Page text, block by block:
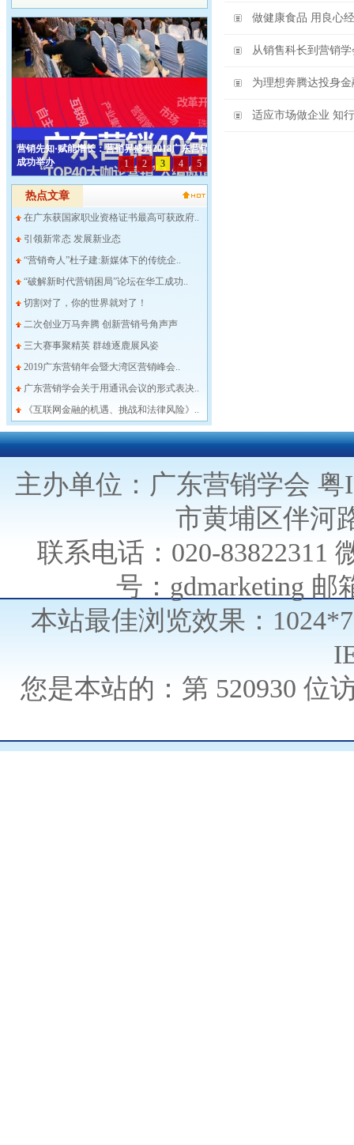
热点文章
在广东获国家职业资格证书最高可获政府..
引领新常态 发展新业态
“营销奇人”杜子建:新媒体下的传统企..
“破解新时代营销困局”论坛在华工成功..
切割对了，你的世界就对了！
二次创业万马奔腾 创新营销号角声声
三大赛事聚精英 群雄逐鹿展风姿
2019广东营销年会暨大湾区营销峰会..
广东营销学会关于用通讯会议的形式表决..
《互联网金融的机遇、挑战和法律风险》..
做健康食品 用良心
从销售科长到营销
为理想奔腾达投身
适应市场做企业 知
主办单位：广东营销学会 粤
市黄埔区伴河
联系电话：020-83822311
号：gdmarketing 邮
本站最佳浏览效果：
您是本站的：第 520930 位